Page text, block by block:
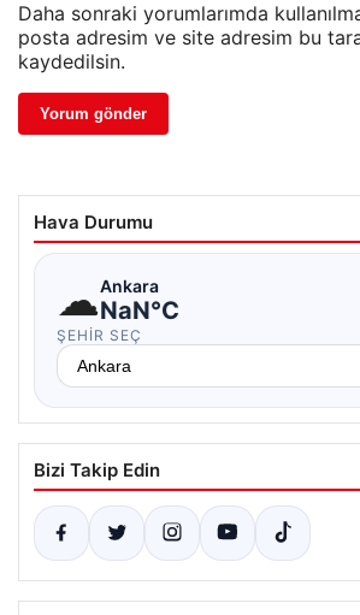
Daha sonraki yorumlarımda
posta adresim ve site adresim bu
kaydedilsin.
Hava Durumu
☁Ankara
NaN°C
ŞEHIR SEÇ
Bizi Takip Edin